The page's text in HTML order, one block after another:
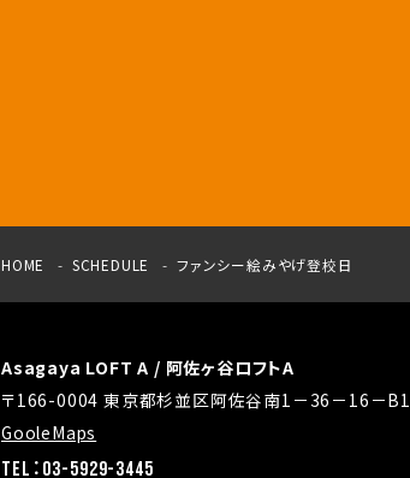
HOME SCHEDULE ファンシー絵みやげ登校日
Asagaya LOFT A / 阿佐ヶ谷ロフトA
〒166-0004 東京都杉並区阿佐谷南1－36－16－B1
GooleMaps
TEL：03-5929-3445